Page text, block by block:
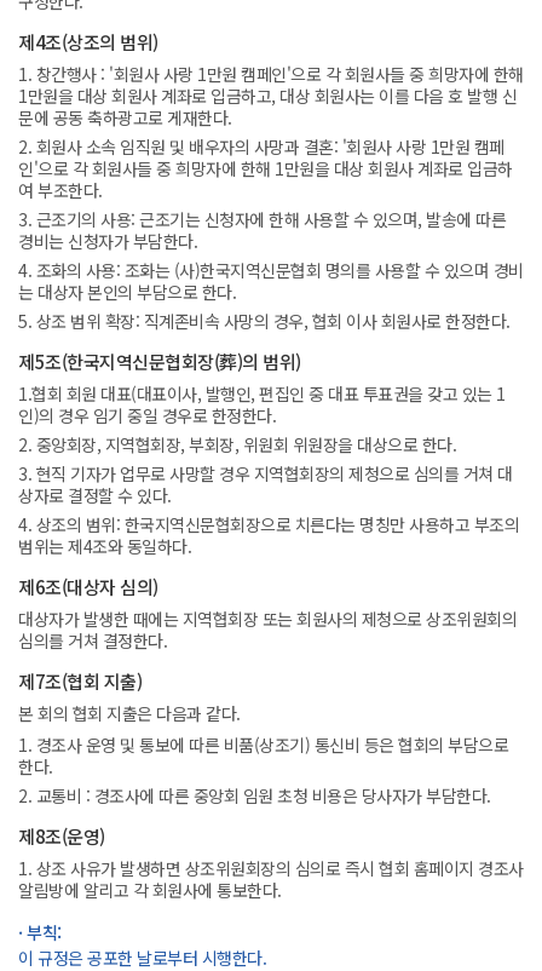
제4조(상조의 범위)
1. 창간행사 : '회원사 사랑 1만원 캠페인'으로 각 회원사들 중 희망자에 한해
1만원을 대상 회원사 계좌로 입금하고, 대상 회원사는 이를 다음 호 발행 신
문에 공동 축하광고로 게재한다.
2. 회원사 소속 임직원 및 배우자의 사망과 결혼: '회원사 사랑 1만원 캠페
인'으로 각 회원사들 중 희망자에 한해 1만원을 대상 회원사 계좌로 입금하
여 부조한다.
3. 근조기의 사용: 근조기는 신청자에 한해 사용할 수 있으며, 발송에 따른
경비는 신청자가 부담한다.
4. 조화의 사용: 조화는 (사)한국지역신문협회 명의를 사용할 수 있으며 경비
는 대상자 본인의 부담으로 한다.
5. 상조 범위 확장: 직계존비속 사망의 경우, 협회 이사 회원사로 한정한다.
제5조(한국지역신문협회장(葬)의 범위)
1.협회 회원 대표(대표이사, 발행인, 편집인 중 대표 투표권을 갖고 있는 1
인)의 경우 임기 중일 경우로 한정한다.
2. 중앙회장, 지역협회장, 부회장, 위원회 위원장을 대상으로 한다.
3. 현직 기자가 업무로 사망할 경우 지역협회장의 제청으로 심의를 거쳐 대
상자로 결정할 수 있다.
4. 상조의 범위: 한국지역신문협회장으로 치른다는 명칭만 사용하고 부조의
범위는 제4조와 동일하다.
제6조(대상자 심의)
대상자가 발생한 때에는 지역협회장 또는 회원사의 제청으로 상조위원회의
심의를 거쳐 결정한다.
제7조(협회 지출)
본 회의 협회 지출은 다음과 같다.
1. 경조사 운영 및 통보에 따른 비품(상조기) 통신비 등은 협회의 부담으로
한다.
2. 교통비 : 경조사에 따른 중앙회 임원 초청 비용은 당사자가 부담한다.
제8조(운영)
1. 상조 사유가 발생하면 상조위원회장의 심의로 즉시 협회 홈페이지 경조사
알림방에 알리고 각 회원사에 통보한다.
· 부칙:
이 규정은 공포한 날로부터 시행한다.